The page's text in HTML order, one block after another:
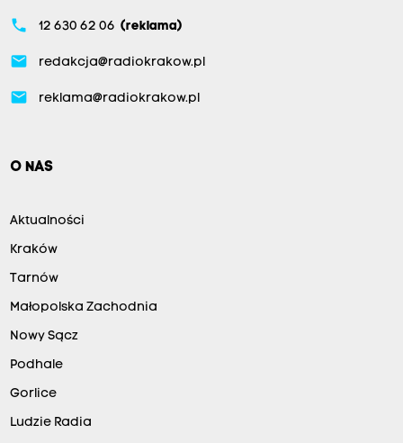
phone 12 630 62 06 (reklama)
email redakcja@radiokrakow.pl
email reklama@radiokrakow.pl
O NAS
Aktualności
Kraków
Tarnów
Małopolska Zachodnia
Nowy Sącz
Podhale
Gorlice
Ludzie Radia